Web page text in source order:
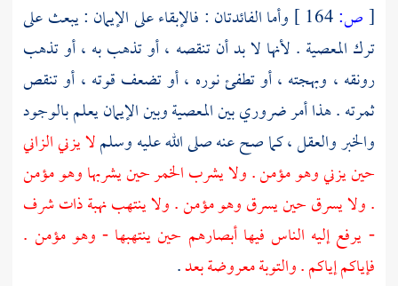
[ص:
وأما الفائدتان : فالإبقاء على الإيمان : يبعث على
ترك المعصية . لأنها لا بد أن تنقصه ، أو تذهب به ، أو تذهب
رونقه ، وبهجته ، أو تطفئ نوره ، أو تضعف قوته ، أو تنقص
ثمرته . هذا أمر ضروري بين المعصية وبين الإيمان يعلم بالوجود
والخبر والعقل ، كما صح عنه صلى الله عليه وسلملا يزني الزاني
حين يزني وهو مؤمن . ولا يشرب الخمر حين يشربها وهو مؤمن
. ولا يسرق حين يسرق وهو مؤمن . ولا ينتهب نهبة ذات شرف
- يرفع إليه الناس فيها أبصارهم حين ينتهبها - وهو مؤمن .
فإياكم إياكم . والتوبة معروضة بعد.